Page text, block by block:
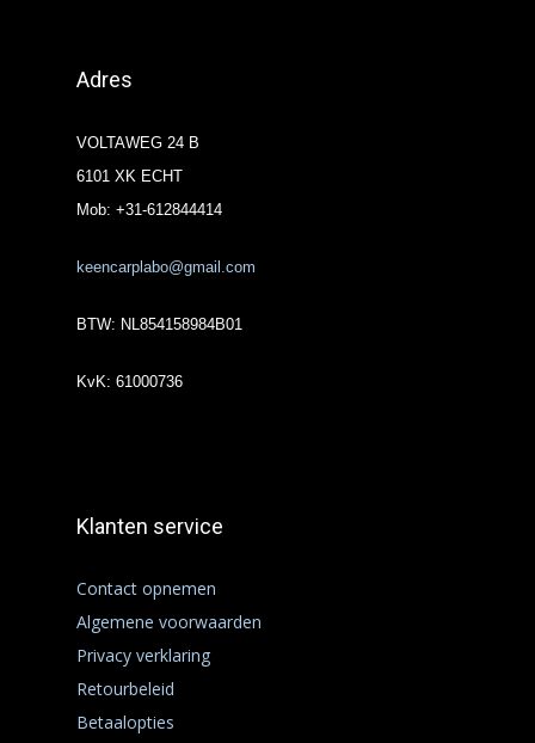
Adres
VOLTAWEG 24 B
6101 XK ECHT
Mob: +31-612844414
keencarplabo@gmail.com
BTW: NL854158984B01
KvK: 61000736
Klanten service
Contact opnemen
Algemene voorwaarden
Privacy verklaring
Retourbeleid
Betaalopties